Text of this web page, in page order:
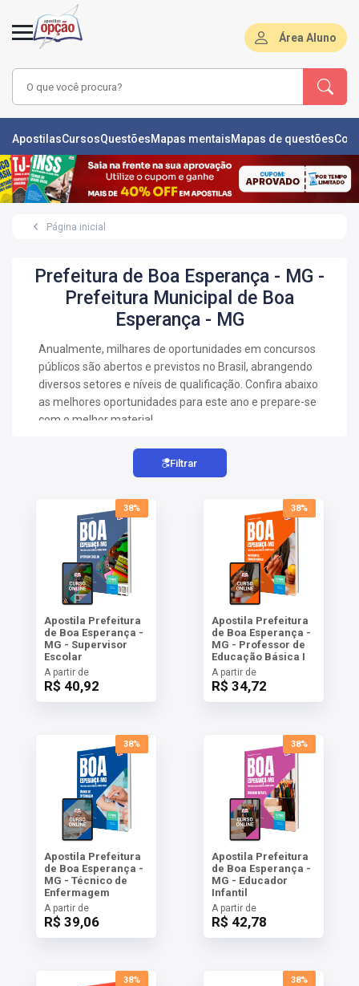
Área Aluno
ApostilasCursosQuestõesMapas mentaisMapas de questões
Página inicial
Prefeitura de Boa Esperança - MG -
Prefeitura Municipal de Boa
Esperança - MG
Anualmente, milhares de oportunidades em concursos
públicos são abertos e previstos no Brasil, abrangendo
diversos setores e níveis de qualificação. Confira abaixo
as melhores oportunidades para este ano e prepare-se
com o melhor material.
Filtrar
38%
Apostila Prefeitura
de Boa Esperança -
MG - Supervisor
Escolar
A partir de
R$ 40,92
38%
Apostila Prefeitura
de Boa Esperança -
MG - Professor de
Educação Básica I
A partir de
R$ 34,72
38%
Apostila Prefeitura
de Boa Esperança -
MG - Técnico de
Enfermagem
A partir de
R$ 39,06
38%
Apostila Prefeitura
de Boa Esperança -
MG - Educador
Infantil
A partir de
R$ 42,78
38% 38%